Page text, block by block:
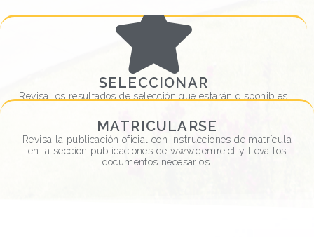
POSTULAR
VER MÁS
SELECCIONAR
Revisa los resultados de selección que estarán disponibles
"En lista de espera", te permitirán Matricularte.
SELECCIONAR
VER MÁS
MATRICULARSE
Revisa la publicación oficial con instrucciones de matrícula
en la sección publicaciones de www.demre.cl y lleva los
documentos necesarios.